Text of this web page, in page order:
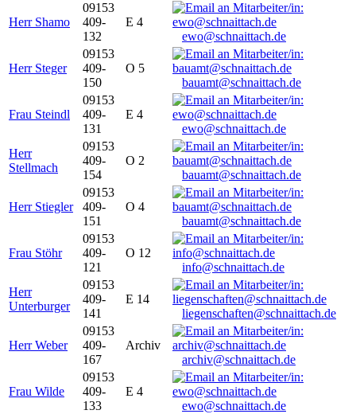
Herr Shamo
09153
409-
132
E 4
ewo@schnaittach.de
Herr Steger
09153
409-
150
O 5
bauamt@schnaittach.de
Frau Steindl
09153
409-
131
E 4
ewo@schnaittach.de
Herr
Stellmach
09153
409-
154
O 2
bauamt@schnaittach.de
Herr Stiegler
09153
409-
151
O 4
bauamt@schnaittach.de
Frau Stöhr
09153
409-
121
O 12
info@schnaittach.de
Herr
Unterburger
09153
409-
141
E 14
liegenschaften@schnaittach.de
Herr Weber
09153
409-
167
Archiv
archiv@schnaittach.de
Frau Wilde
09153
409-
133
E 4
ewo@schnaittach.de